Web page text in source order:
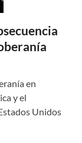
en
y el
Unidos